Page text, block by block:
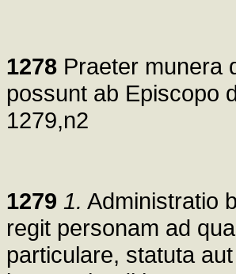
1278 Praeter munera
possunt ab Episcopo
1279,n2
1279 1. Administratio
regit personam ad
particulare, statuta